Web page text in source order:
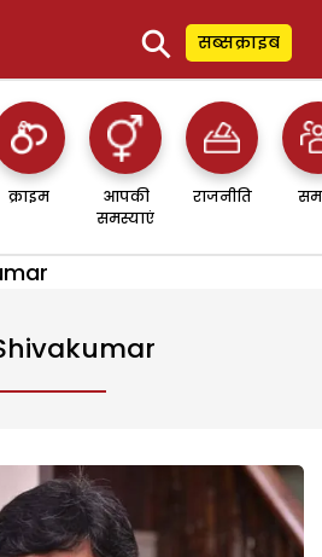
⚲ सब्सक्राइब
क्राइम
आपकी
समस्याएं
राजनीति